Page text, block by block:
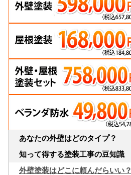
あなたの外壁はどのタイプ？
知って得する塗装工事の豆知識
外壁塗装はどこに頼んだらいい？